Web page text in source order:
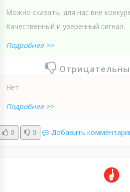
Можно сказать, для нас вне
Качественный и уверенный сигнал.
Подробнее >>
Нет
Подробнее >>
0 0 Добавить